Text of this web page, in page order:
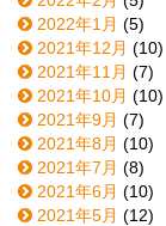
2022年1月 (5)
2021年12月 (10)
2021年11月 (7)
2021年10月 (10)
2021年9月 (7)
2021年8月 (10)
2021年7月 (8)
2021年6月 (10)
2021年5月 (12)